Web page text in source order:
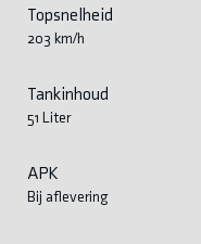
Topsnelheid
203 km/h
Tankinhoud
51 Liter
APK
Bij aflevering